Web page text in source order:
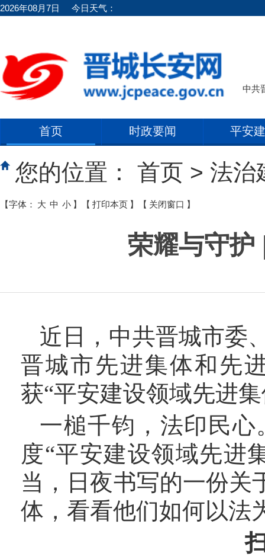
2026年08月7日 今日天气：
中共
首页 时政要闻 平安
您的位置： 首页 > 法治
【字体： 大 中 小 】 【 打印本页 】 【 关闭窗口 】
荣耀与守护
近日，中共晋城市委
晋城市先进集体和先
获“平安建设领域先进
一槌千钧，法印民
度“平安建设领域先进
当，日夜书写的一份关
体，看看他们如何以法